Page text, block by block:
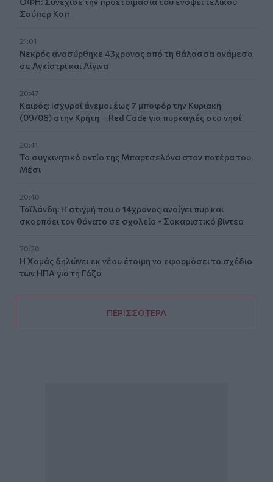
Σούπερ Καπ
21:01
Νεκρός ανασύρθηκε 43χρονος από τη θάλασσα ανάμεσα
σε Αγκίστρι και Αίγινα
20:47
Καιρός: Ισχυροί άνεμοι έως 7 μποφόρ την Κυριακή
(09/08) στην Κρήτη – Red Code για πυρκαγιές στο νησί
20:41
Το συγκινητικό αντίο της Μπαρτσελόνα στον πατέρα του
Μέσι
20:40
Ταϊλάνδη: Η στιγμή που ο 14χρονος ανοίγει πυρ και
σκορπάει τον θάνατο σε σχολείο - Σοκαριστικό βίντεο
20:20
Η Χαμάς δηλώνει εκ νέου έτοιμη να εφαρμόσει το σχέδιο
των ΗΠΑ για τη Γάζα
ΠΕΡΙΣΣΟΤΕΡΑ